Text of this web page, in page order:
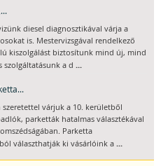
diesel diagnosztikával várja a
is. Mestervizsgával rendelkező
kiszolgálást biztosítunk mind új, mind
szolgáltatásunk a d ...
várjuk a 10. kerületből
parketták hatalmas választékával
Parketta
választhatják ki vásárlóink a ...